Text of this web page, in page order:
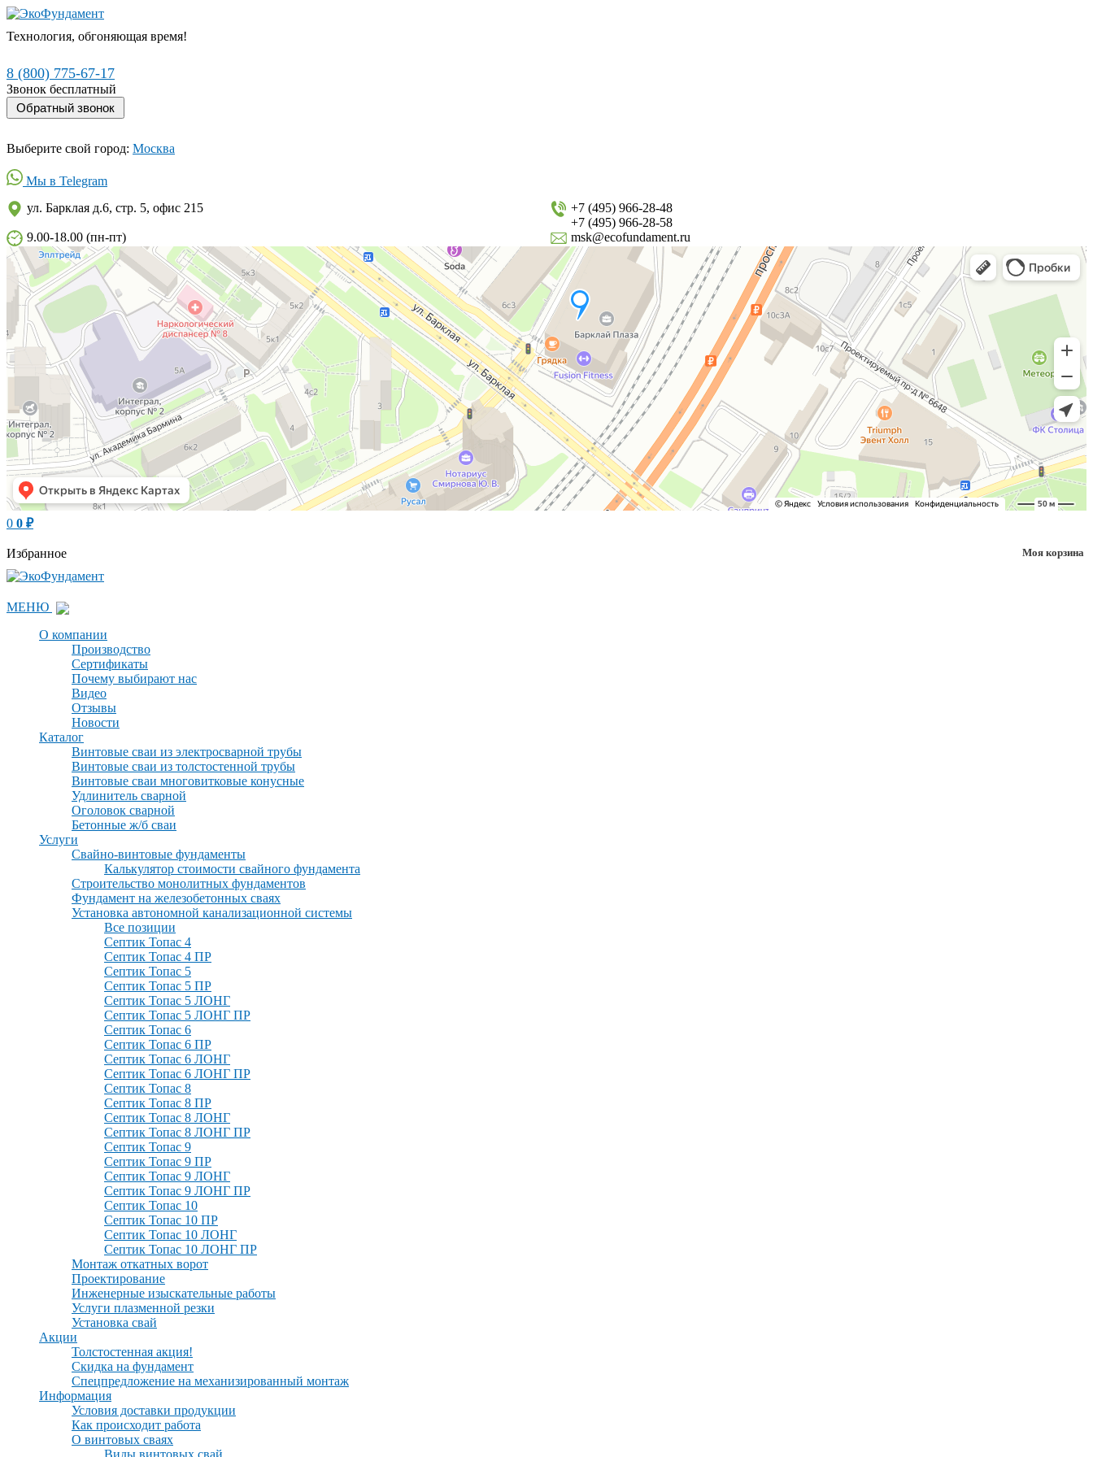
Технология, обгоняющая время!
8 (800) 775-67-17
Звонок бесплатный
Выберите свой город: Москва
Мы в Telegram
ул. Барклая д.6, стр. 5, офис 215
+7 (495) 966-28-48
+7 (495) 966-28-58
9.00-18.00 (пн-пт)
msk@ecofundament.ru
0 0 ₽
Моя корзина
Избранное
МЕНЮ
О компании
Производство
Сертификаты
Почему выбирают нас
Видео
Отзывы
Новости
Каталог
Винтовые сваи из электросварной трубы
Винтовые сваи из толстостенной трубы
Винтовые сваи многовитковые конусные
Удлинитель сварной
Оголовок сварной
Бетонные ж/б сваи
Услуги
Свайно-винтовые фундаменты
Калькулятор стоимости свайного фундамента
Строительство монолитных фундаментов
Фундамент на железобетонных сваях
Установка автономной канализационной системы
Все позиции
Септик Топас 4
Септик Топас 4 ПР
Септик Топас 5
Септик Топас 5 ПР
Септик Топас 5 ЛОНГ
Септик Топас 5 ЛОНГ ПР
Септик Топас 6
Септик Топас 6 ПР
Септик Топас 6 ЛОНГ
Септик Топас 6 ЛОНГ ПР
Септик Топас 8
Септик Топас 8 ПР
Септик Топас 8 ЛОНГ
Септик Топас 8 ЛОНГ ПР
Септик Топас 9
Септик Топас 9 ПР
Септик Топас 9 ЛОНГ
Септик Топас 9 ЛОНГ ПР
Септик Топас 10
Септик Топас 10 ПР
Септик Топас 10 ЛОНГ
Септик Топас 10 ЛОНГ ПР
Монтаж откатных ворот
Проектирование
Инженерные изыскательные работы
Услуги плазменной резки
Установка свай
Акции
Толстостенная акция!
Скидка на фундамент
Спецпредложение на механизированный монтаж
Информация
Условия доставки продукции
Как происходит работа
О винтовых сваях
Виды винтовых свай